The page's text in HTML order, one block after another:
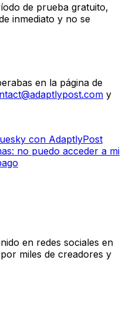
de prueba gratuito,
inmediato y no se
en la página de
y
con AdaptlyPost
no puedo acceder a mi
en redes sociales en
miles de creadores y